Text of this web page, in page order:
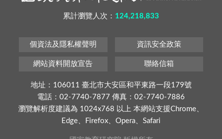
累計瀏覽人次： 124,218,833
個資法及隱私權聲明 資訊安全政策
網站資料開放宣告 聯絡信箱
地址：106011 臺北市大安區和平東路一段179號
電話：02-7740-7877 傳真：02-7740-7886
瀏覽解析度建議為 1024x768 以上 本網站支援Chrome、
Edge、Firefox、Opera、Safari